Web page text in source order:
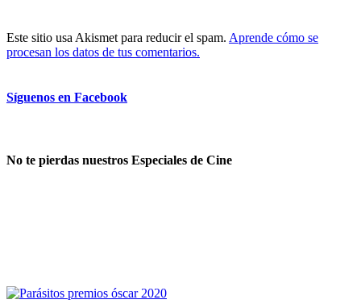
Este sitio usa Akismet para reducir el spam. Aprende cómo se
procesan los datos de tus comentarios.
Síguenos en Facebook
No te pierdas nuestros Especiales de Cine